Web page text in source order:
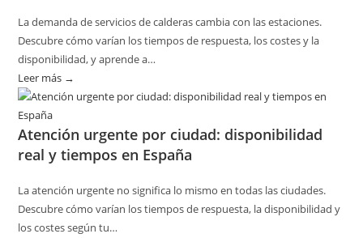
hogar
sin
La demanda de servicios de calderas cambia con las estaciones.
Descubre cómo varían los tiempos de respuesta, los costes y la
disponibilidad, y aprende a…
Leer más →
Disponibilidad
temporada
en
de
calderas:
Atención urgente por ciudad: disponibilidad
real y tiempos en España
La atención urgente no significa lo mismo en todas las ciudades.
Descubre cómo varían los tiempos de respuesta, la disponibilidad y
los costes según tu…